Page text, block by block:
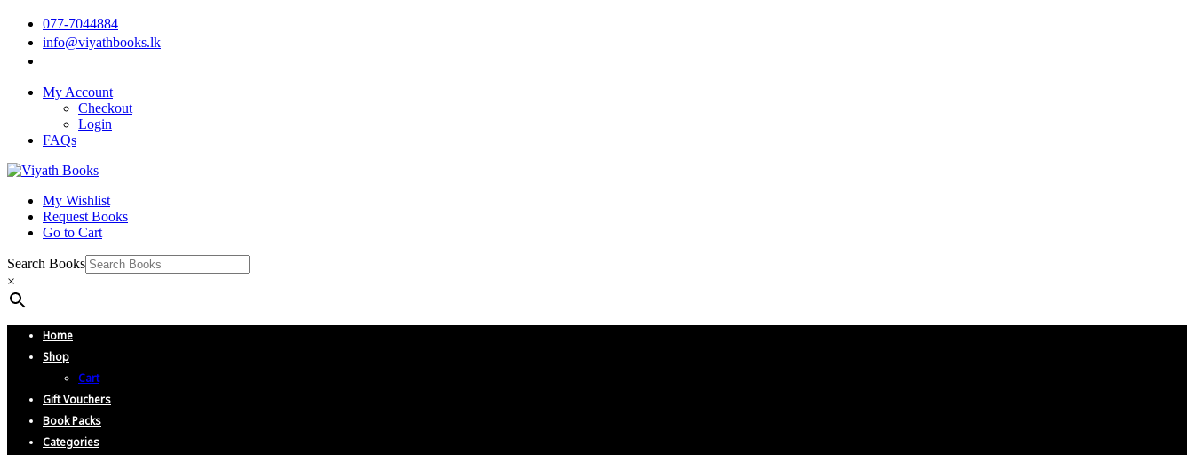
077-7044884
info@viyathbooks.lk
My Account
Checkout
Login
FAQs
My Wishlist
Request Books
Go to Cart
Search Books
×
Home
Shop
Cart
Gift Vouchers
Book Packs
Categories